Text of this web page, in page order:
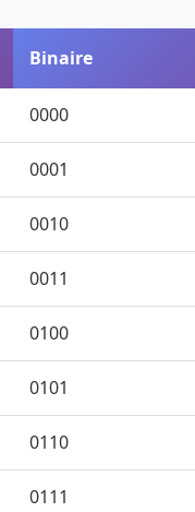
Binaire
0000
0001
0010
0011
0100
0101
0110
0111